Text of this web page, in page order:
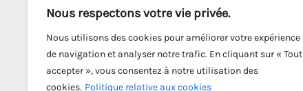
Nous respectons votre vie privée.
Nous utilisons des cookies pour améliorer votre expérience
de navigation et analyser notre trafic. En cliquant sur « Tout
accepter », vous consentez à notre utilisation des
cookies. Politique relative aux cookies